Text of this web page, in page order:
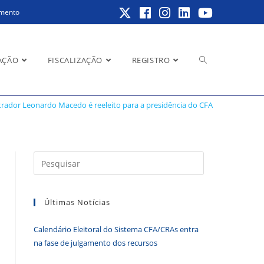
FISCALIZAÇÃO REGISTRO Alternar
do
do CFA
Leonardo Macedo é reeleito para a presidência do CFA
a
Últimas Notícias
Calendário Eleitoral do Sistema CFA/CRAs entra
na fase de julgamento dos recursos